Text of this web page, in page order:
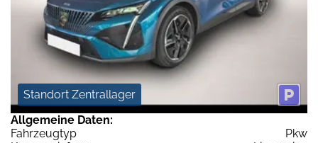
Standort Zentrallager
Allgemeine Daten:
Fahrzeugtyp
Pkw